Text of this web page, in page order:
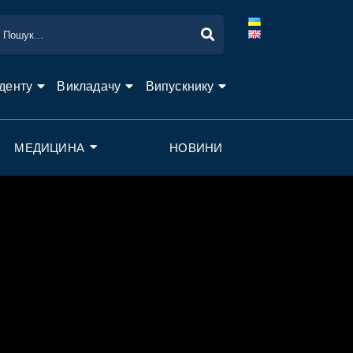
Викладачу Випускнику
МЕДИЦИНА НОВИНИ